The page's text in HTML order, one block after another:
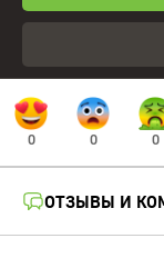
0 0 0
ОТЗЫВЫ И